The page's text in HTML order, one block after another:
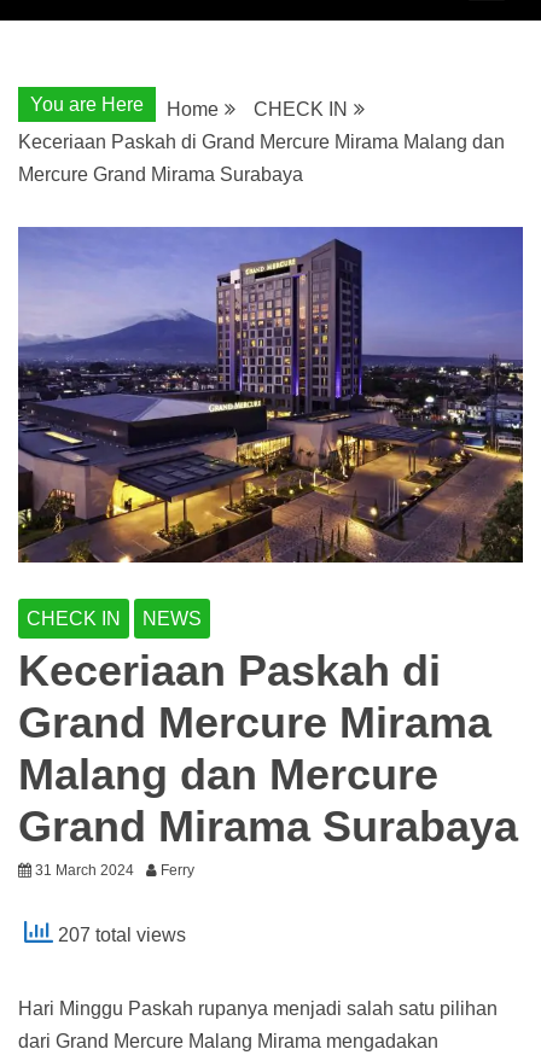
You are Here Home
CHECK IN
Keceriaan Paskah di Grand Mercure Mirama Malang dan
Mercure Grand Mirama Surabaya
CHECK IN NEWS
Keceriaan Paskah di
Grand Mercure Mirama
Malang dan Mercure
Grand Mirama Surabaya
31 March 2024 Ferry
207 total views
Hari Minggu Paskah rupanya menjadi salah satu pilihan
dari Grand Mercure Malang Mirama mengadakan